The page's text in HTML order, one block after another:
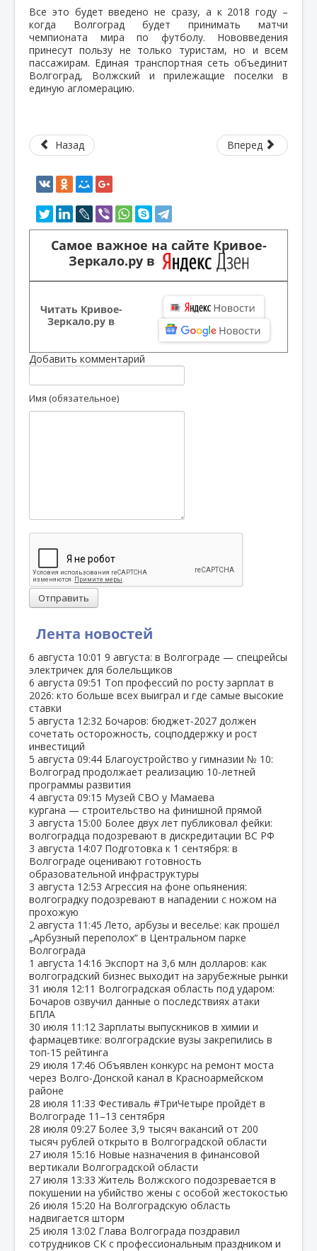
Лента новостей
6 августа 10:01 9 августа: в Волгограде — спецрейсы
электричек для болельщиков
6 августа 09:51 Топ профессий по росту зарплат в
2026: кто больше всех выиграл и где самые высокие
ставки
5 августа 12:32 Бочаров: бюджет‑2027 должен
сочетать осторожность, соцподдержку и рост
инвестиций
5 августа 09:44 Благоустройство у гимназии № 10:
Волгоград продолжает реализацию 10‑летней
программы развития
4 августа 09:15 Музей СВО у Мамаева
кургана — строительство на финишной прямой
3 августа 15:00 Более двух лет публиковал фейки:
волгоградца подозревают в дискредитации ВС РФ
3 августа 14:07 Подготовка к 1 сентября: в
Волгограде оценивают готовность
образовательной инфраструктуры
3 августа 12:53 Агрессия на фоне опьянения:
волгоградку подозревают в нападении с ножом на
прохожую
2 августа 11:45 Лето, арбузы и веселье: как прошёл
„Арбузный переполох“ в Центральном парке
Волгограда
1 августа 14:16 Экспорт на 3,6 млн долларов: как
волгоградский бизнес выходит на зарубежные рынки
31 июля 12:11 Волгоградская область под ударом:
Бочаров озвучил данные о последствиях атаки
БПЛА
30 июля 11:12 Зарплаты выпускников в химии и
фармацевтике: волгоградские вузы закрепились в
топ‑15 рейтинга
29 июля 17:46 Объявлен конкурс на ремонт моста
через Волго‑Донской канал в Красноармейском
районе
28 июля 11:33 Фестиваль #ТриЧетыре пройдёт в
Волгограде 11–13 сентября
28 июля 09:27 Более 3,9 тысяч вакансий от 200
тысяч рублей открыто в Волгоградской области
27 июля 15:16 Новые назначения в финансовой
вертикали Волгоградской области
27 июля 13:33 Житель Волжского подозревается в
покушении на убийство жены с особой жестокостью
26 июля 15:20 На Волгоградскую область
надвигается шторм
25 июля 13:02 Глава Волгограда поздравил
сотрудников СК с профессиональным праздником и
Все это будет введено не сразу, а к 2018 году –
когда Волгоград будет принимать матчи
чемпионата мира по футболу. Нововведения
принесут пользу не только туристам, но и всем
пассажирам. Единая транспортная сеть объединит
Волгоград, Волжский и прилежащие поселки в
единую агломерацию.
Назад Вперед
Самое важное на сайте Кривое-
Зеркало.ру в
Читать Кривое-
Зеркало.ру в
Добавить комментарий
Имя (обязательное)
Отправить